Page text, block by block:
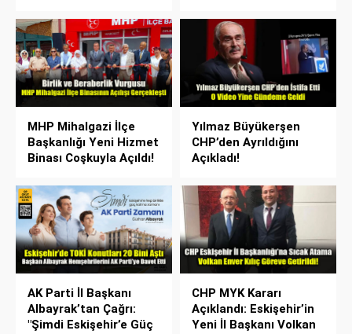
MHP Mihalgazi İlçe
Başkanlığı Yeni Hizmet
Binası Coşkuyla Açıldı!
Yılmaz Büyükerşen
CHP’den Ayrıldığını
Açıkladı!
AK Parti İl Başkanı
Albayrak’tan Çağrı:
"Şimdi Eskişehir’e Güç
CHP MYK Kararı
Açıklandı: Eskişehir’in
Yeni İl Başkanı Volkan